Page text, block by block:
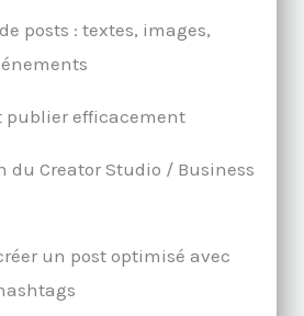
posts : textes, images,
publier efficacement
du Creator Studio / Business
un post optimisé avec